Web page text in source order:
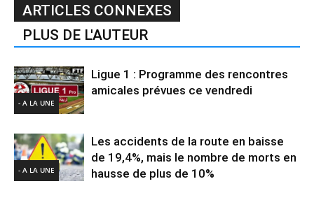
ARTICLES CONNEXES
PLUS DE L'AUTEUR
- A LA UNE
Ligue 1 : Programme des rencontres
amicales prévues ce vendredi
- A LA UNE
Les accidents de la route en baisse
de 19,4%, mais le nombre de morts en
hausse de plus de 10%